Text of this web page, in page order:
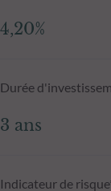
4,20%
Durée
3 ans
Indicateur de